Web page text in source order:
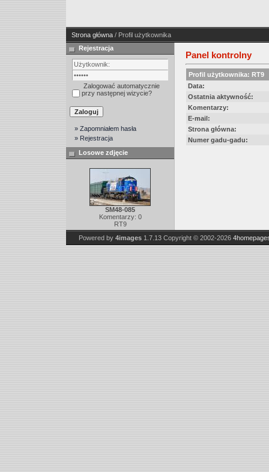
Strona główna / Profil użytkownika
Rejestracja
Zalogować automatycznie
przy następnej wizycie?
» Zapomniałem hasła
» Rejestracja
Losowe zdjęcie
SM48-085
Komentarzy: 0
RT9
Panel kontrolny
Profil użytkownika: RT9
Data:
Ostatnia aktywność:
Komentarzy:
E-mail:
Strona główna:
Numer gadu-gadu:
Powered by 4images 1.7.13 Copyright © 2002-2026